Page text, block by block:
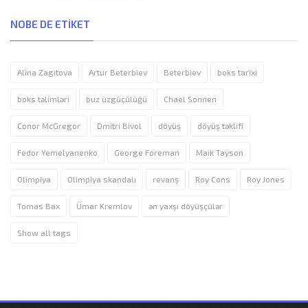
NOBE DE ETIKET
Alina Zagitova Artur Beterbiev Beterbiev boks tarixi
boks təlimləri buz üzgüçülüğü Chael Sonnen
Conor McGregor Dmitri Bivol döyüş döyüş təklifi
Fedor Yemelyanenko George Foreman Maik Tayson
Olimpiya Olimpiya skandalı revanş Roy Cons Roy Jones
Tomas Bax Ümar Kremlov ən yaxşı döyüşçülər
Show all tags